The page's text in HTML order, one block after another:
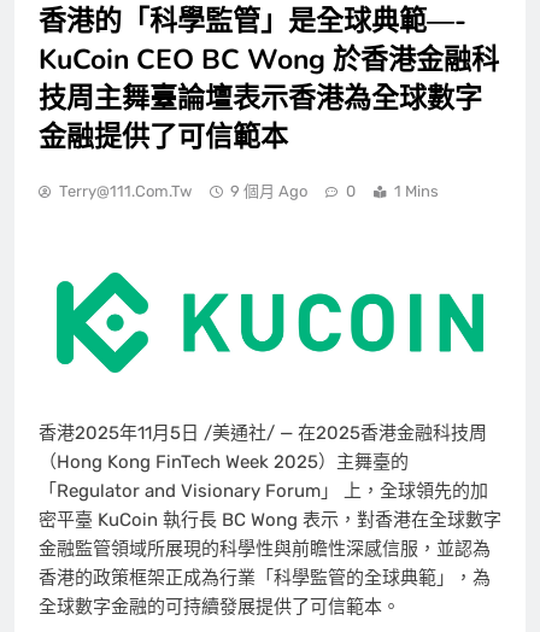
香港的「科學監管」是全球典範—-
KuCoin CEO BC Wong 於香港金融科
技周主舞臺論壇表示香港為全球數字
金融提供了可信範本
Terry@111.com.tw 9 個月 Ago 0 1 Mins
香港2025年11月5日 /美通社/ — 在2025香港金融科技周
（Hong Kong FinTech Week 2025）主舞臺的
「Regulator and Visionary Forum」 上，全球領先的加
密平臺 KuCoin 執行長 BC Wong 表示，對香港在全球數字
金融監管領域所展現的科學性與前瞻性深感信服，並認為
香港的政策框架正成為行業「科學監管的全球典範」，為
全球數字金融的可持續發展提供了可信範本。